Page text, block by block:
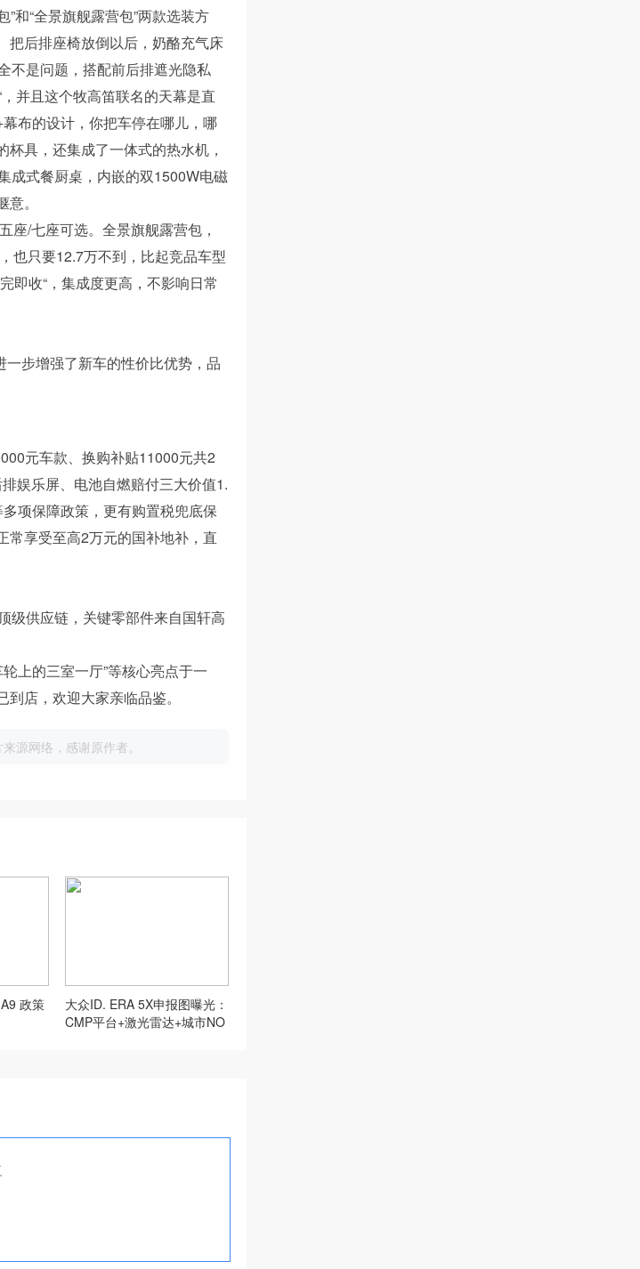
和“全景旗舰露营包”两款选装方
把后排座椅放倒以后，奶酪充气床
不是问题，搭配前后排遮光隐私
并且这个牧高笛联名的天幕是直
布的设计，你把车停在哪儿，哪
具，还集成了一体式的热水机，
成式餐厨桌，内嵌的双1500W电磁
。
座/七座可选。全景旗舰露营包，
也只要12.7万不到，比起竞品车型
即收“，集成度更高，不影响日常
步增强了新车的性价比优势，品
元车款、换购补贴11000元共2
娱乐屏、电池自燃赔付三大价值1.
项保障政策，更有购置税兜底保
常享受至高2万元的国补地补，直
级供应链，关键零部件来自国轩高
上的三室一厅”等核心亮点于一
店，欢迎大家亲临品鉴。
源网络，感谢原作者。
政策
大众ID. ERA 5X申报图曝光：
CMP平台+激光雷达+城市NO